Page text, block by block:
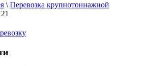
\ Перевозка крупнотоннажной